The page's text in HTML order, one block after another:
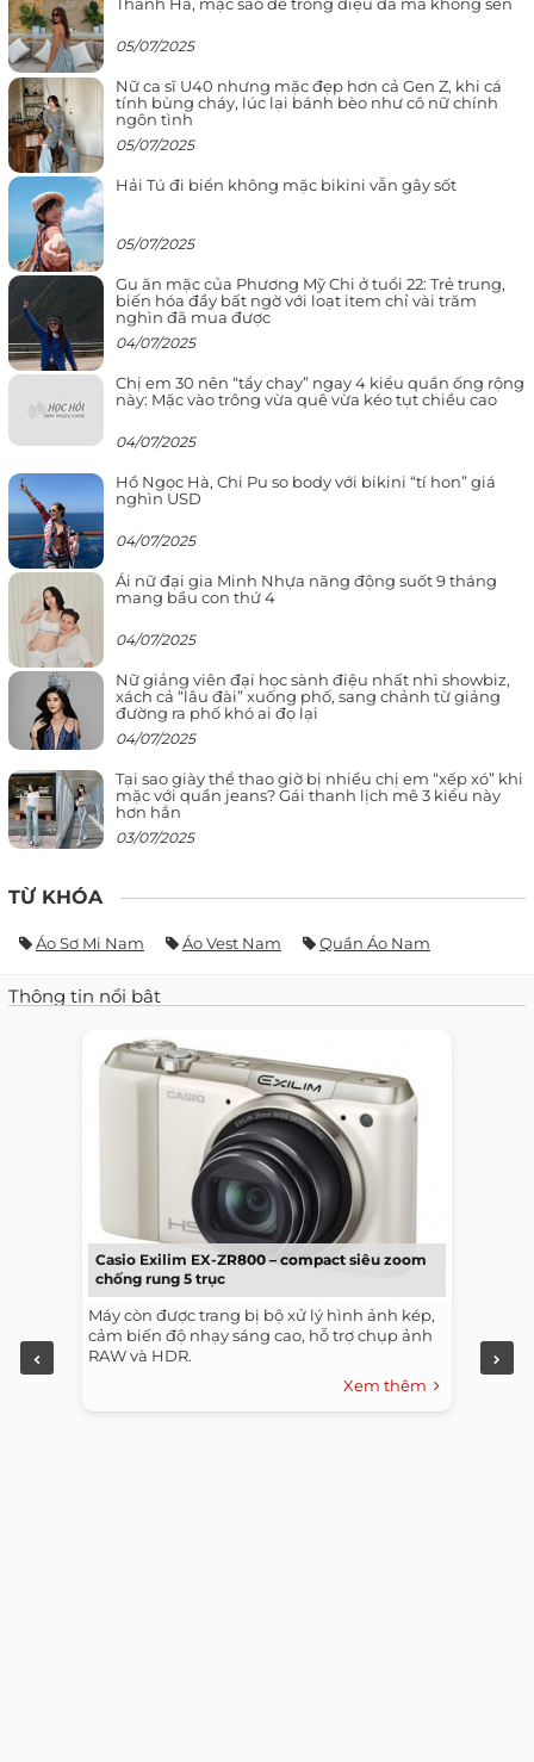
05/07/2025
Nữ ca sĩ U40 nhưng mặc đẹp hơn cả Gen Z, khi cá
tính bùng cháy, lúc lại bánh bèo như cô nữ chính
ngôn tình
05/07/2025
Hải Tú đi biển không mặc bikini vẫn gây sốt
05/07/2025
Gu ăn mặc của Phương Mỹ Chi ở tuổi 22: Trẻ trung,
biến hóa đầy bất ngờ với loạt item chỉ vài trăm
nghìn đã mua được
04/07/2025
Chị em 30 nên “tẩy chay” ngay 4 kiểu quần ống rộng
này: Mặc vào trông vừa quê vừa kéo tụt chiều cao
04/07/2025
Hồ Ngọc Hà, Chi Pu so body với bikini “tí hon” giá
nghìn USD
04/07/2025
Ái nữ đại gia Minh Nhựa năng động suốt 9 tháng
mang bầu con thứ 4
04/07/2025
Nữ giảng viên đại học sành điệu nhất nhì showbiz,
xách cả “lâu đài” xuống phố, sang chảnh từ giảng
đường ra phố khó ai đọ lại
04/07/2025
Tại sao giày thể thao giờ bị nhiều chị em “xếp xó” khi
mặc với quần jeans? Gái thanh lịch mê 3 kiểu này
hơn hẳn
03/07/2025
TỪ KHÓA
Áo Sơ Mi Nam Áo Vest Nam Quần Áo Nam
Thông tin nổi bật
Casio Exilim EX-ZR800 – compact siêu zoom
chống rung 5 trục
Máy còn được trang bị bộ xử lý hình ảnh kép,
cảm biến độ nhạy sáng cao, hỗ trợ chụp ảnh
RAW và HDR.
Xem thêm